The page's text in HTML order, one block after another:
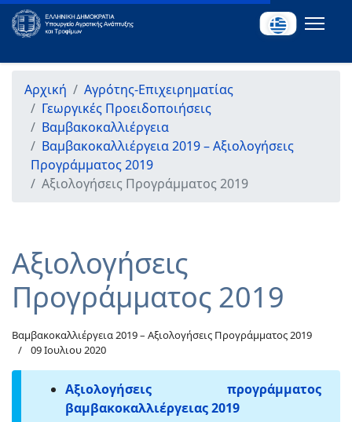
Αρχική
Αγρότης-Επιχειρηματίας
Γεωργικές Προειδοποιήσεις
Βαμβακοκαλλιέργεια
Βαμβακοκαλλιέργεια 2019 – Αξιολογήσεις
Προγράμματος 2019
Αξιολογήσεις Προγράμματος 2019
Αξιολογήσεις
Προγράμματος 2019
Βαμβακοκαλλιέργεια 2019 – Αξιολογήσεις Προγράμματος 2019
09 Ιουλιου 2020
Αξιολογήσεις προγράμματος
βαμβακοκαλλιέργειας 2019